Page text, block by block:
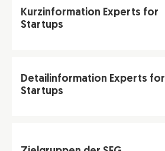
Kurzinformation Experts for
Startups
Detailinformation Experts for
Startups